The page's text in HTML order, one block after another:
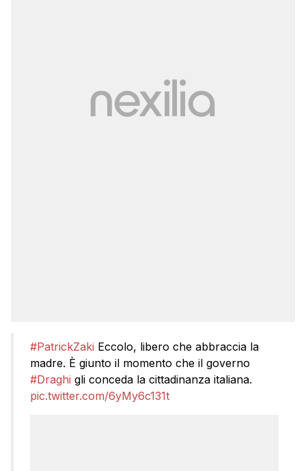
#PatrickZaki Eccolo, libero che abbraccia la
madre. È giunto il momento che il governo
#Draghi gli conceda la cittadinanza italiana.
pic.twitter.com/6yMy6c131t